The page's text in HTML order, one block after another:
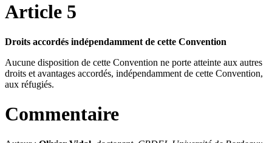
Article 5
Droits accordés indépendamment de cette Convention
Aucune disposition de cette Convention ne porte atteinte aux autres
droits et avantages accordés, indépendamment de cette Convention,
aux réfugiés.
Commentaire